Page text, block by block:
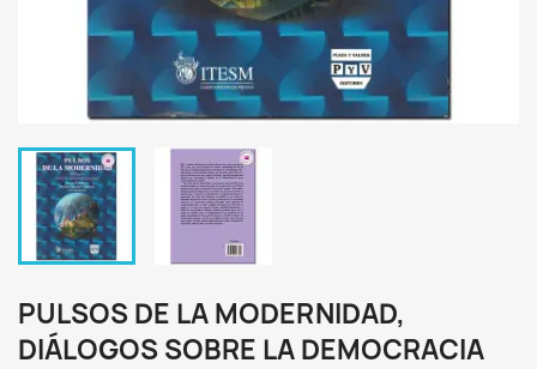
PULSOS DE LA MODERNIDAD,
DIÁLOGOS SOBRE LA DEMOCRACIA